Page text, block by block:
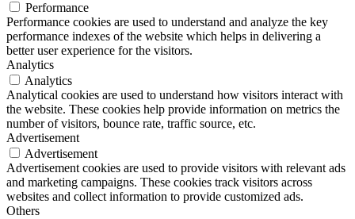
Performance
Performance cookies are used to understand and analyze the key
performance indexes of the website which helps in delivering a
better user experience for the visitors.
Analytics
Analytics
Analytical cookies are used to understand how visitors interact with
the website. These cookies help provide information on metrics the
number of visitors, bounce rate, traffic source, etc.
Advertisement
Advertisement
Advertisement cookies are used to provide visitors with relevant ads
and marketing campaigns. These cookies track visitors across
websites and collect information to provide customized ads.
Others